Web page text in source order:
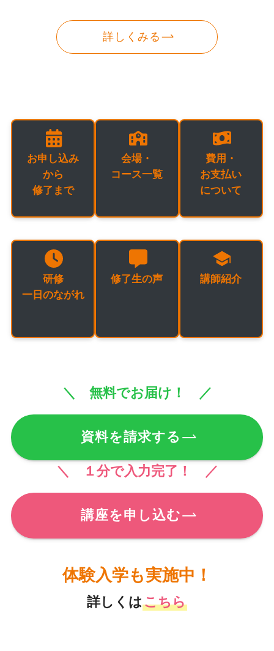
詳しくみる
お申し込み
から
修了まで
会場・
コース一覧
費用・
お支払い
について
研修
一日のながれ
修了生の声 講師紹介
＼ 無料でお届け！ ／
資料を請求する
＼ １分で入力完了！ ／
講座を申し込む
体験入学も実施中！
詳しくはこちら